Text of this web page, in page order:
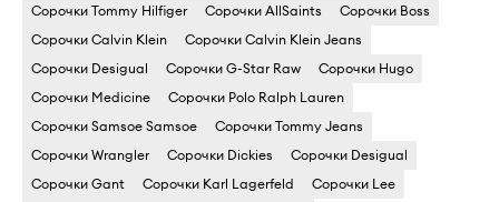
Сорочки Tommy Hilfiger Сорочки AllSaints
Сорочки Boss
Сорочки Calvin Klein
Сорочки Calvin Klein Jeans
Сорочки Desigual
Сорочки G-Star Raw
Сорочки Hugo
Сорочки Medicine
Сорочки Polo Ralph Lauren
Сорочки Samsoe Samsoe
Сорочки Tommy Jeans
Сорочки Wrangler
Сорочки Dickies
Сорочки Desigual
Сорочки Gant
Сорочки Karl Lagerfeld
Сорочки Lee